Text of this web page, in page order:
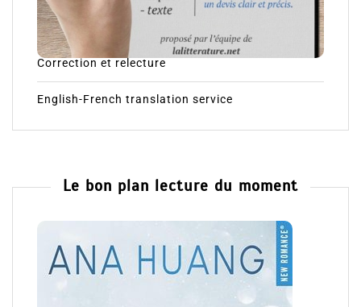
Correction et relecture
English-French translation service
Le bon plan lecture du moment